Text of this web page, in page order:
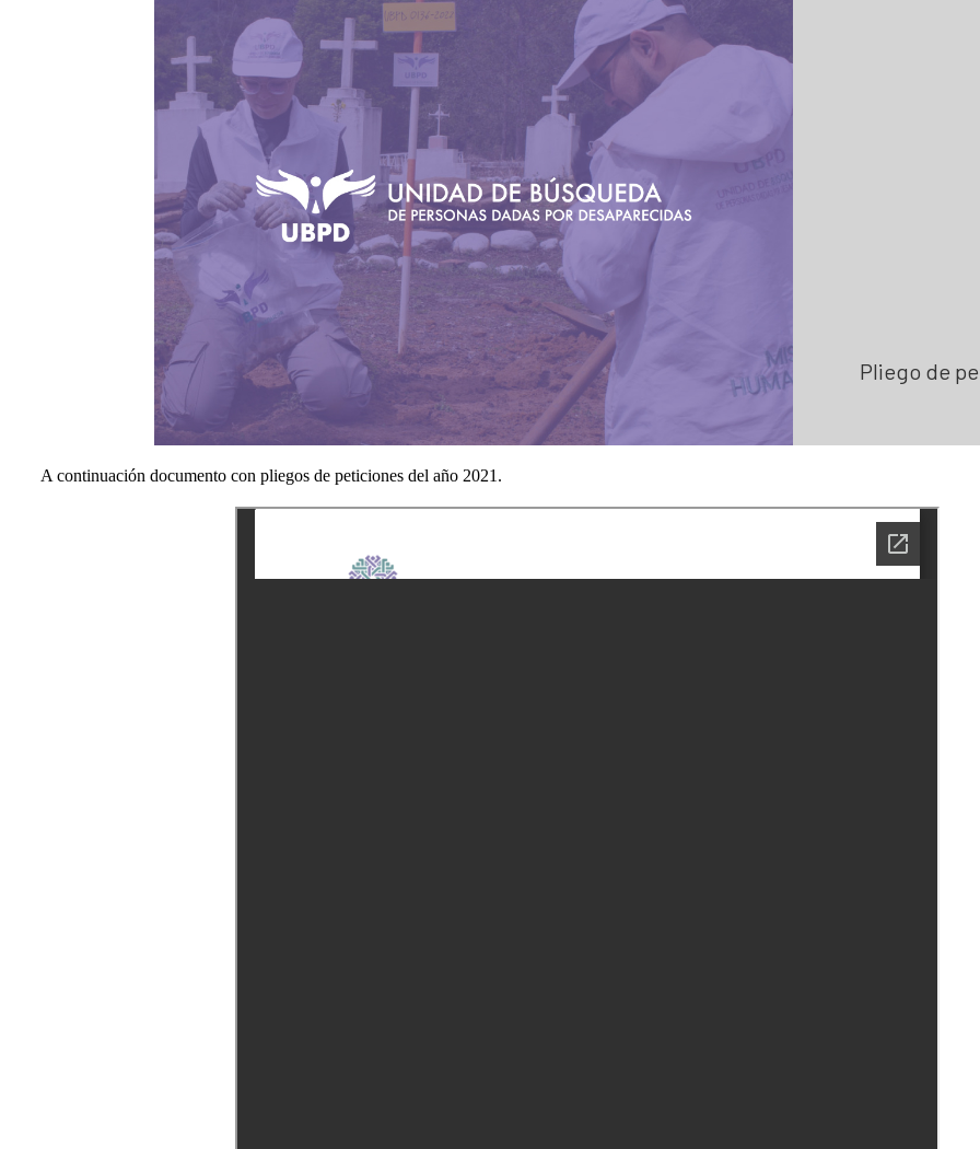
Entes y autoridades que vigilan
Otras entidades relacionadas
Banco de hojas de vida Colaboración e innovación
Lineamientos de participación en la búsqueda
Banco de Iniciativas – Red de Apoyo Operativo
Así avanzamos
Pliego de
A continuación documento con pliegos de peticiones del año 2021.